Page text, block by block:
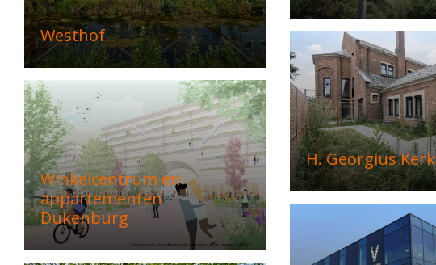
Westhof
H. Georgius Kerk
Winkelcentrum en
appartementen
Dukenburg